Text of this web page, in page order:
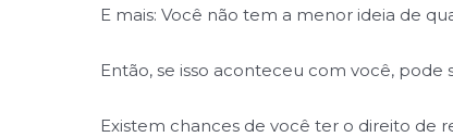
E mais: Você não tem a menor ideia de
Então, se isso aconteceu com você, pode
Existem chances de você ter o direito de